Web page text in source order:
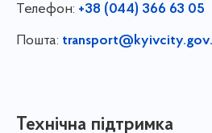
Телефон: +38 (044) 366 63 05
Пошта:
Технічна підтримка